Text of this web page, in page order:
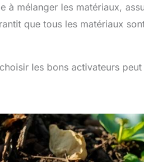
à mélanger les matériaux,
que tous les matériaux
les bons activateurs